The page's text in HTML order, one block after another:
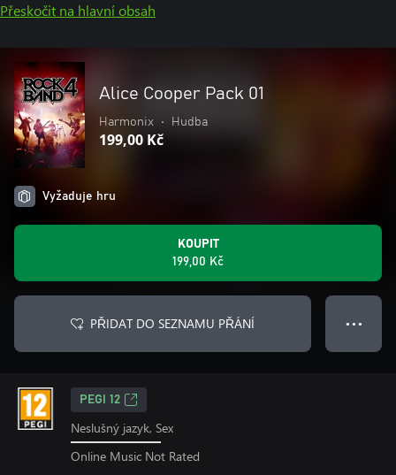
Přeskočit na hlavní obsah
Alice Cooper Pack 01
Harmonix • Hudba
199,00 Kč
Vyžaduje hru
KOUPIT
199,00 Kč
PŘIDAT DO SEZNAMU PŘÁNÍ ● ● ●
PEGI 12
Neslušný jazyk, Sex
Online Music Not Rated